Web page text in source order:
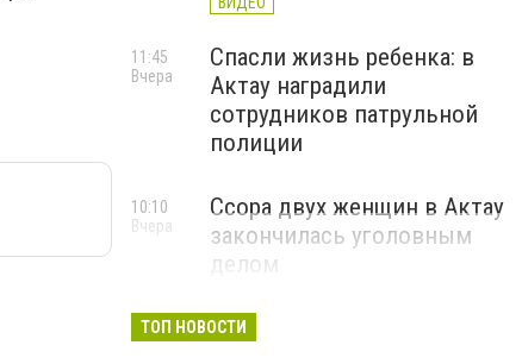
Спасли жизнь ребенка: в
Актау наградили
сотрудников патрульной
полиции
11:45
Вчера
Ссора двух женщин в Актау
закончилась уголовным
делом
10:10
Вчера
ТОП НОВОСТИ